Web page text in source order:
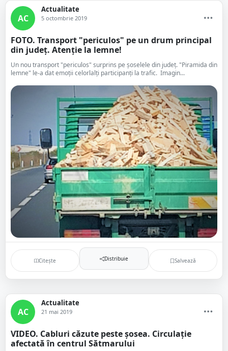
AC
Actualitate
5 octombrie 2019
FOTO. Transport "periculos" pe un drum principal
din județ. Atenție la lemne!
Un nou transport "periculos" surprins pe șoselele din județ. "Piramida din
lemne" le-a dat emoții celorlalți participanți la trafic. Imagin...
Citește Distribuie Salvează
AC
Actualitate
21 mai 2019
VIDEO. Cabluri căzute peste șosea. Circulație
afectată în centrul Sătmarului